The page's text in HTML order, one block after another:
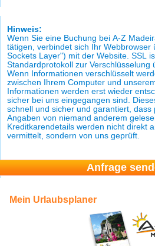
Hinweis:
Wenn Sie eine Buchung bei A-Z
tätigen, verbindet sich Ihr Webbrowser
Sockets Layer") mit der Website. SSL ist ein
Standardprotokoll zur Verschlüsselung
Wenn Informationen verschlüsselt
zwischen Ihrem Computer und
Informationen werden erst wieder
sicher bei uns eingegangen sind.
schnell und sicher und garantiert, dass
Angaben von niemand anderem
Kreditkarendetails werden nicht direkt
vermittelt, sondern von uns geprüft.
Mein Urlaubsplaner